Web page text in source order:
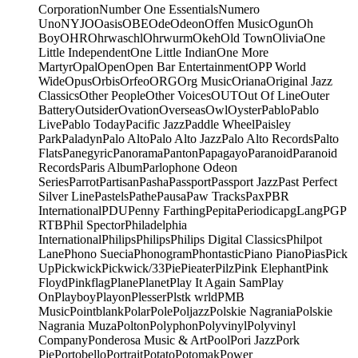
CorporationNumber One EssentialsNumero
UnoNYJOOasisOBEOdeOdeonOffen MusicOgunOh
BoyOHROhrwaschlOhrwurmOkehOld TownOliviaOne
Little IndependentOne Little IndianOne More
MartyrOpalOpenOpen Bar EntertainmentOPP World
WideOpusOrbisOrfeoORGOrg MusicOrianaOriginal Jazz
ClassicsOther PeopleOther VoicesOUTOut Of LineOuter
BatteryOutsiderOvationOverseasOwlOysterPabloPablo
LivePablo TodayPacific JazzPaddle WheelPaisley
ParkPaladynPalo AltoPalo Alto JazzPalo Alto RecordsPalto
FlatsPanegyricPanoramaPantonPapagayoParanoidParanoid
RecordsParis AlbumParlophone Odeon
SeriesParrotPartisanPashaPassportPassport JazzPast Perfect
Silver LinePastelsPathePausaPaw TracksPaxPBR
InternationalPDUPenny FarthingPepitaPeriodicapgLangPGP
RTBPhil SpectorPhiladelphia
InternationalPhilipsPhilipsPhilips Digital ClassicsPhilpot
LanePhono SueciaPhonogramPhontasticPiano PianoPiasPick
UpPickwickPickwick/33PiePieaterPilzPink ElephantPink
FloydPinkflagPlanePlanetPlay It Again SamPlay
OnPlayboyPlayonPlesserPlstk wrldPMB
MusicPointblankPolarPolePoljazzPolskie NagraniaPolskie
Nagrania MuzaPoltonPolyphonPolyvinylPolyvinyl
CompanyPonderosa Music & ArtPoolPori JazzPork
PiePortobelloPortraitPotatoPotomakPower